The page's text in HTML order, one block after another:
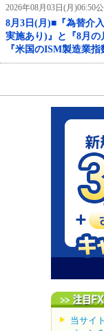
2026年08月03日(月)06:50
8月3日(月)■『為替介
実施あり)』と『8月
『米国のISM製造業
当サイ